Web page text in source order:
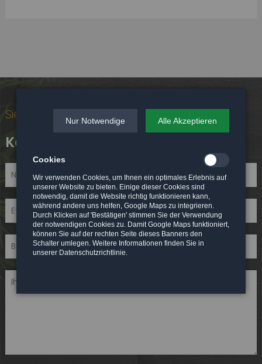
Sie haben konkrete Fragen?
Kontakt
Nur Notwendige Alle Akzeptieren
Cookies
Wir verwenden Cookies, um Ihnen ein optimales Erlebnis auf
unserer Website zu bieten. Einige dieser Cookies sind
notwendig, damit die Website richtig funktionieren kann,
während andere uns helfen, Google Maps zu integrieren.
Durch Klicken auf 'Bestätigen' stimmen Sie der Verwendung
der notwendigen Cookies zu. Damit Google Maps funktioniert,
können Sie auf der rechten Seite dieses Banners den
Schalter umlegen. Weitere Informationen finden Sie in
unserer Datenschutzrichtlinie.